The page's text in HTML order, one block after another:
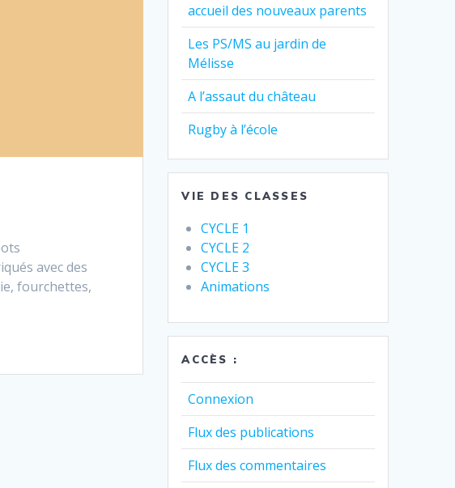
avec des
fourchettes,
accueil des nouveaux parents
Les PS/MS au jardin de
Mélisse
A l’assaut du château
Rugby à l’école
VIE DES CLASSES
CYCLE 1
CYCLE 2
CYCLE 3
Animations
ACCÈS :
Connexion
Flux des publications
Flux des commentaires